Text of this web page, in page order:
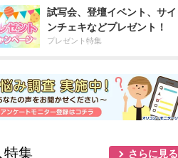
試写会、登壇イベント、サイ
ンチェキなどプレゼント！
プレゼント特集
特集 さらに見る